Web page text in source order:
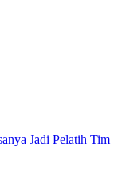
Jadi Pelatih Tim